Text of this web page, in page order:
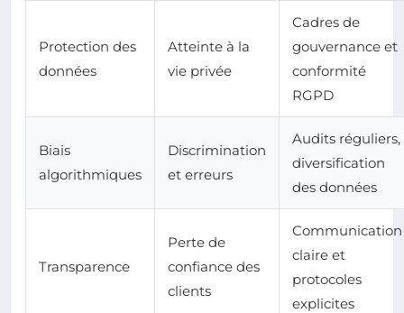
Protection des
données
Atteinte à la
vie privée
Cadres de
gouvernance et
conformité
RGPD
Biais
algorithmiques
Discrimination
et erreurs
Audits réguliers,
diversification
des données
Transparence
Perte de
confiance des
clients
Communication
claire et
protocoles
explicites